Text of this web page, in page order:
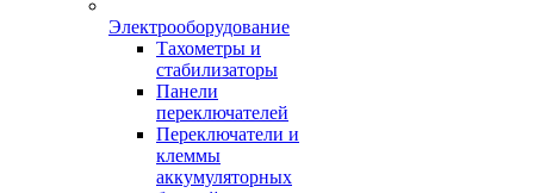
Электрооборудование
Тахометры и
стабилизаторы
Панели
переключателей
Переключатели и
клеммы
аккумуляторных